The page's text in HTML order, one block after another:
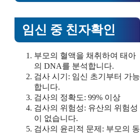
임신 중 친자확인
부모의 혈액을 채취하여 태아
의 DNA를 분석합니다.
검사 시기: 임신 초기부터 가능
합니다.
검사의 정확도: 99% 이상
검사의 위험성: 유산의 위험성
이 없습니다.
검사의 윤리적 문제: 부모의 동